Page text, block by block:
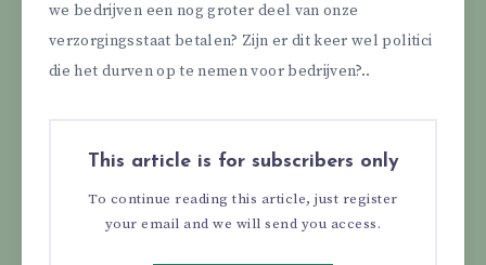
we bedrijven een nog groter deel van onze
verzorgingsstaat betalen? Zijn er dit keer wel politici
die het durven op te nemen voor bedrijven?..
This article is for subscribers only
To continue reading this article, just register
your email and we will send you access.